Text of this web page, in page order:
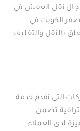
مجال نقل العفش في
الكويت في
بالنقل والتغليف
التي تقدم خدمة
تضمن
لدى العملاء.